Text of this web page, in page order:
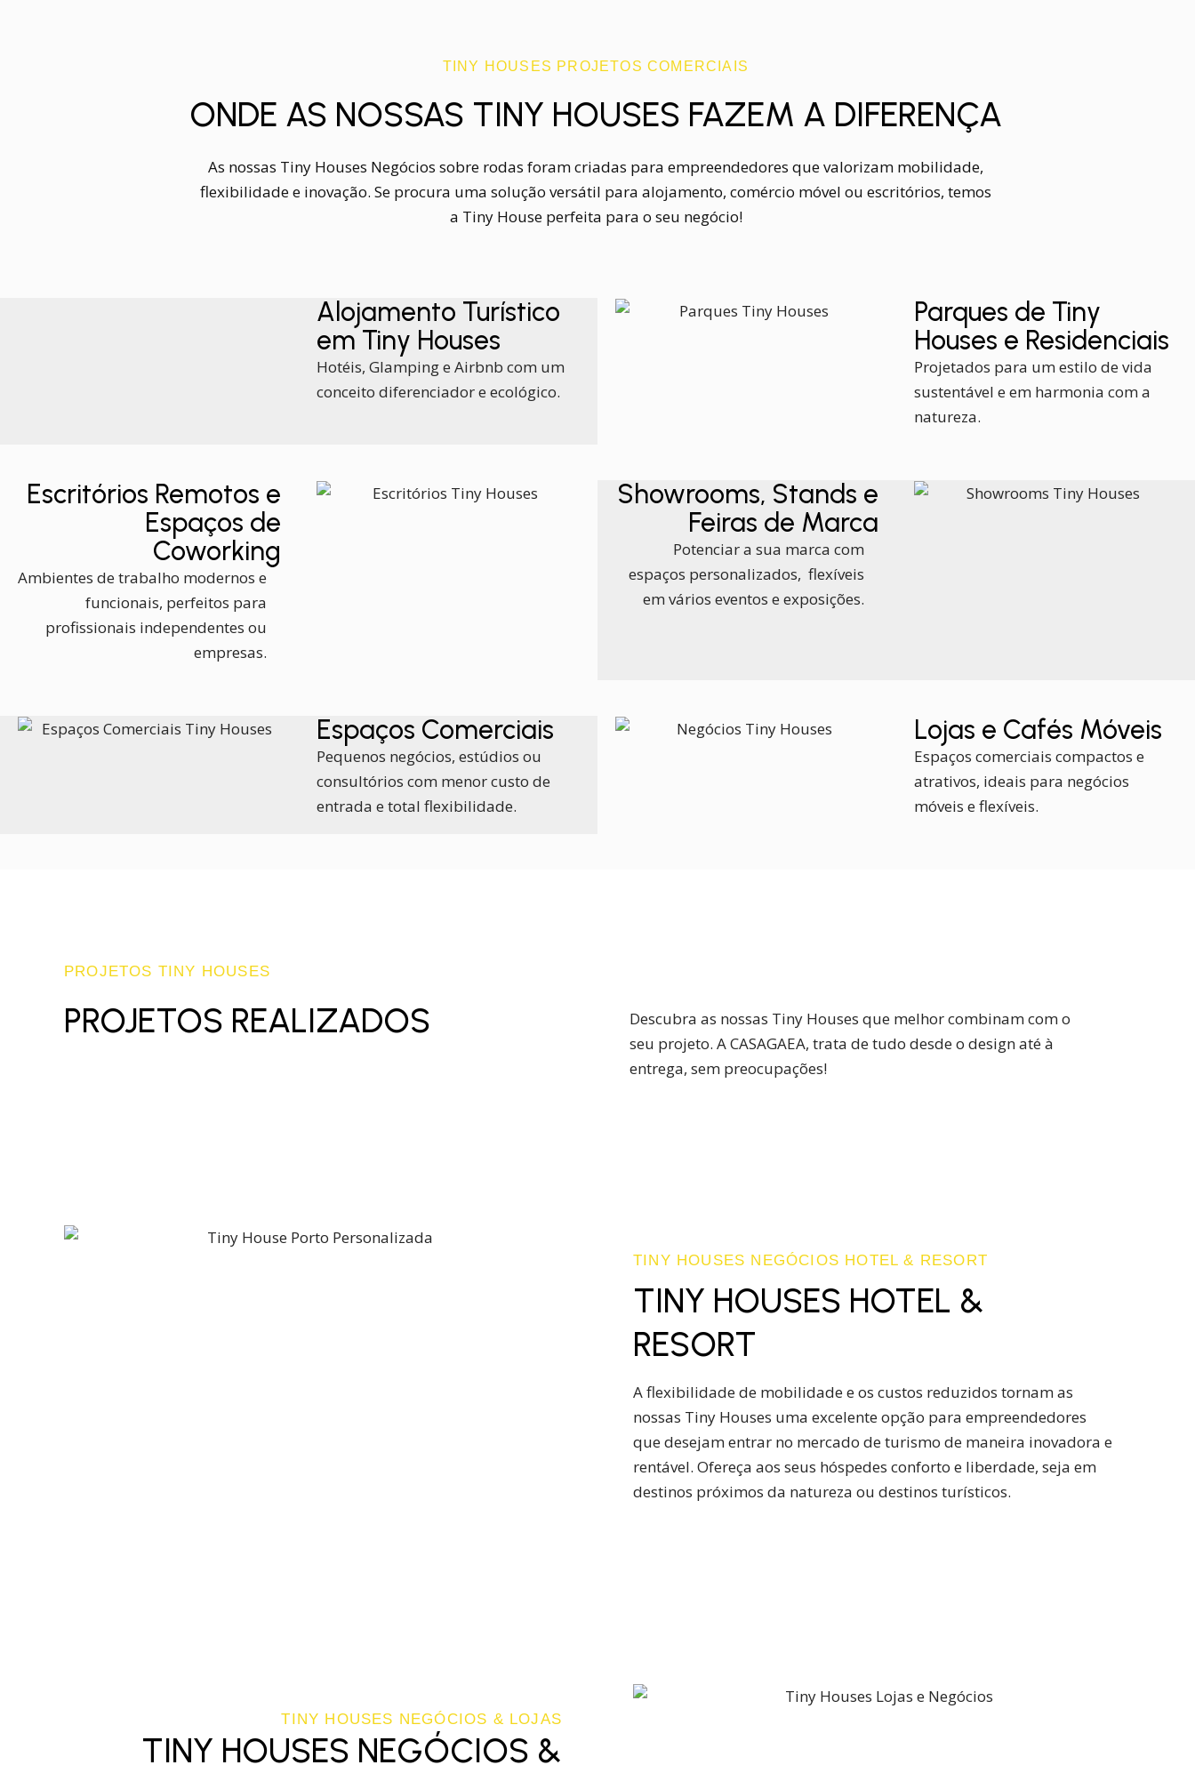
TINY HOUSES PROJETOS COMERCIAIS
ONDE AS NOSSAS TINY HOUSES FAZEM A DIFERENÇA
As nossas Tiny Houses Negócios sobre rodas foram criadas para empreendedores que valorizam mobilidade,
flexibilidade e inovação. Se procura uma solução versátil para alojamento, comércio móvel ou escritórios, temos
a Tiny House perfeita para o seu negócio!
Alojamento Turístico
em Tiny Houses
Hotéis, Glamping e Airbnb com um
conceito diferenciador e ecológico.
Parques de Tiny
Houses e Residenciais
Projetados para um estilo de vida
sustentável e em harmonia com a
natureza.
Escritórios Remotos e
Espaços de
Coworking
Ambientes de trabalho modernos e
funcionais, perfeitos para
profissionais independentes ou
empresas.
Showrooms, Stands e
Feiras de Marca
Potenciar a sua marca com
espaços personalizados, flexíveis
em vários eventos e exposições.
Espaços Comerciais
Pequenos negócios, estúdios ou
consultórios com menor custo de
entrada e total flexibilidade.
Lojas e Cafés Móveis
Espaços comerciais compactos e
atrativos, ideais para negócios
móveis e flexíveis.
PROJETOS TINY HOUSES
PROJETOS REALIZADOS
Descubra as nossas Tiny Houses que melhor combinam com o
seu projeto. A CASAGAEA, trata de tudo desde o design até à
entrega, sem preocupações!
TINY HOUSES NEGÓCIOS HOTEL & RESORT
TINY HOUSES HOTEL &
RESORT
A flexibilidade de mobilidade e os custos reduzidos tornam as
nossas Tiny Houses uma excelente opção para empreendedores
que desejam entrar no mercado de turismo de maneira inovadora e
rentável. Ofereça aos seus hóspedes conforto e liberdade, seja em
destinos próximos da natureza ou destinos turísticos.
TINY HOUSES NEGÓCIOS & LOJAS
TINY HOUSES NEGÓCIOS &